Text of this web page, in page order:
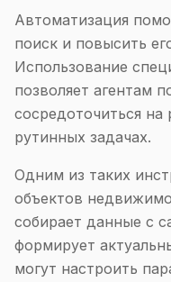
Автоматизация
поиск и повысить
Использование
позволяет агентам
сосредоточиться на
рутинных задачах.
Одним из таких
объектов
собирает данные с
формирует
могут настроить